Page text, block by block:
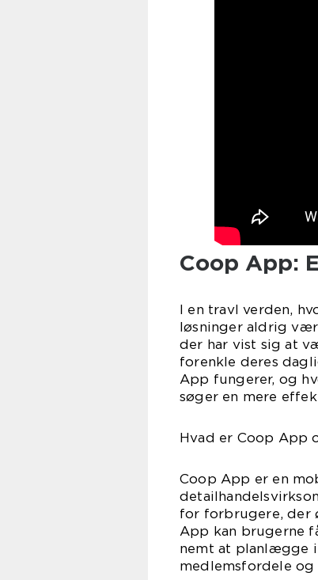
Coop App:
I en travl verden,
løsninger aldrig
der har vist sig at
forenkle deres
App fungerer, og
søger en mere
Hvad er Coop App
Coop App er en
for forbrugere, der
App kan brugerne
nemt at planlægge
medlemsfordele og